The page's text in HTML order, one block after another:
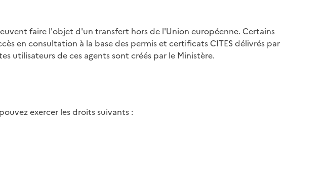
faire l'objet d'un transfert hors de l'Union européenne. Certains
en consultation à la base des permis et certificats CITES délivrés par
utilisateurs de ces agents sont créés par le Ministère.
exercer les droits suivants :